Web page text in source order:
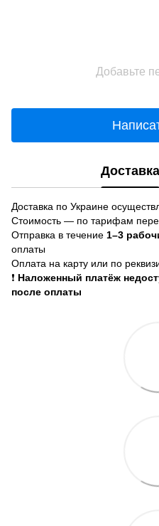
Добавьте
Доставка
Доставка по Украине
Стоимость — по тарифам
Отправка в течение 1–3
оплаты
Оплата на карту или по
❗ Наложенный платёж
после оплаты